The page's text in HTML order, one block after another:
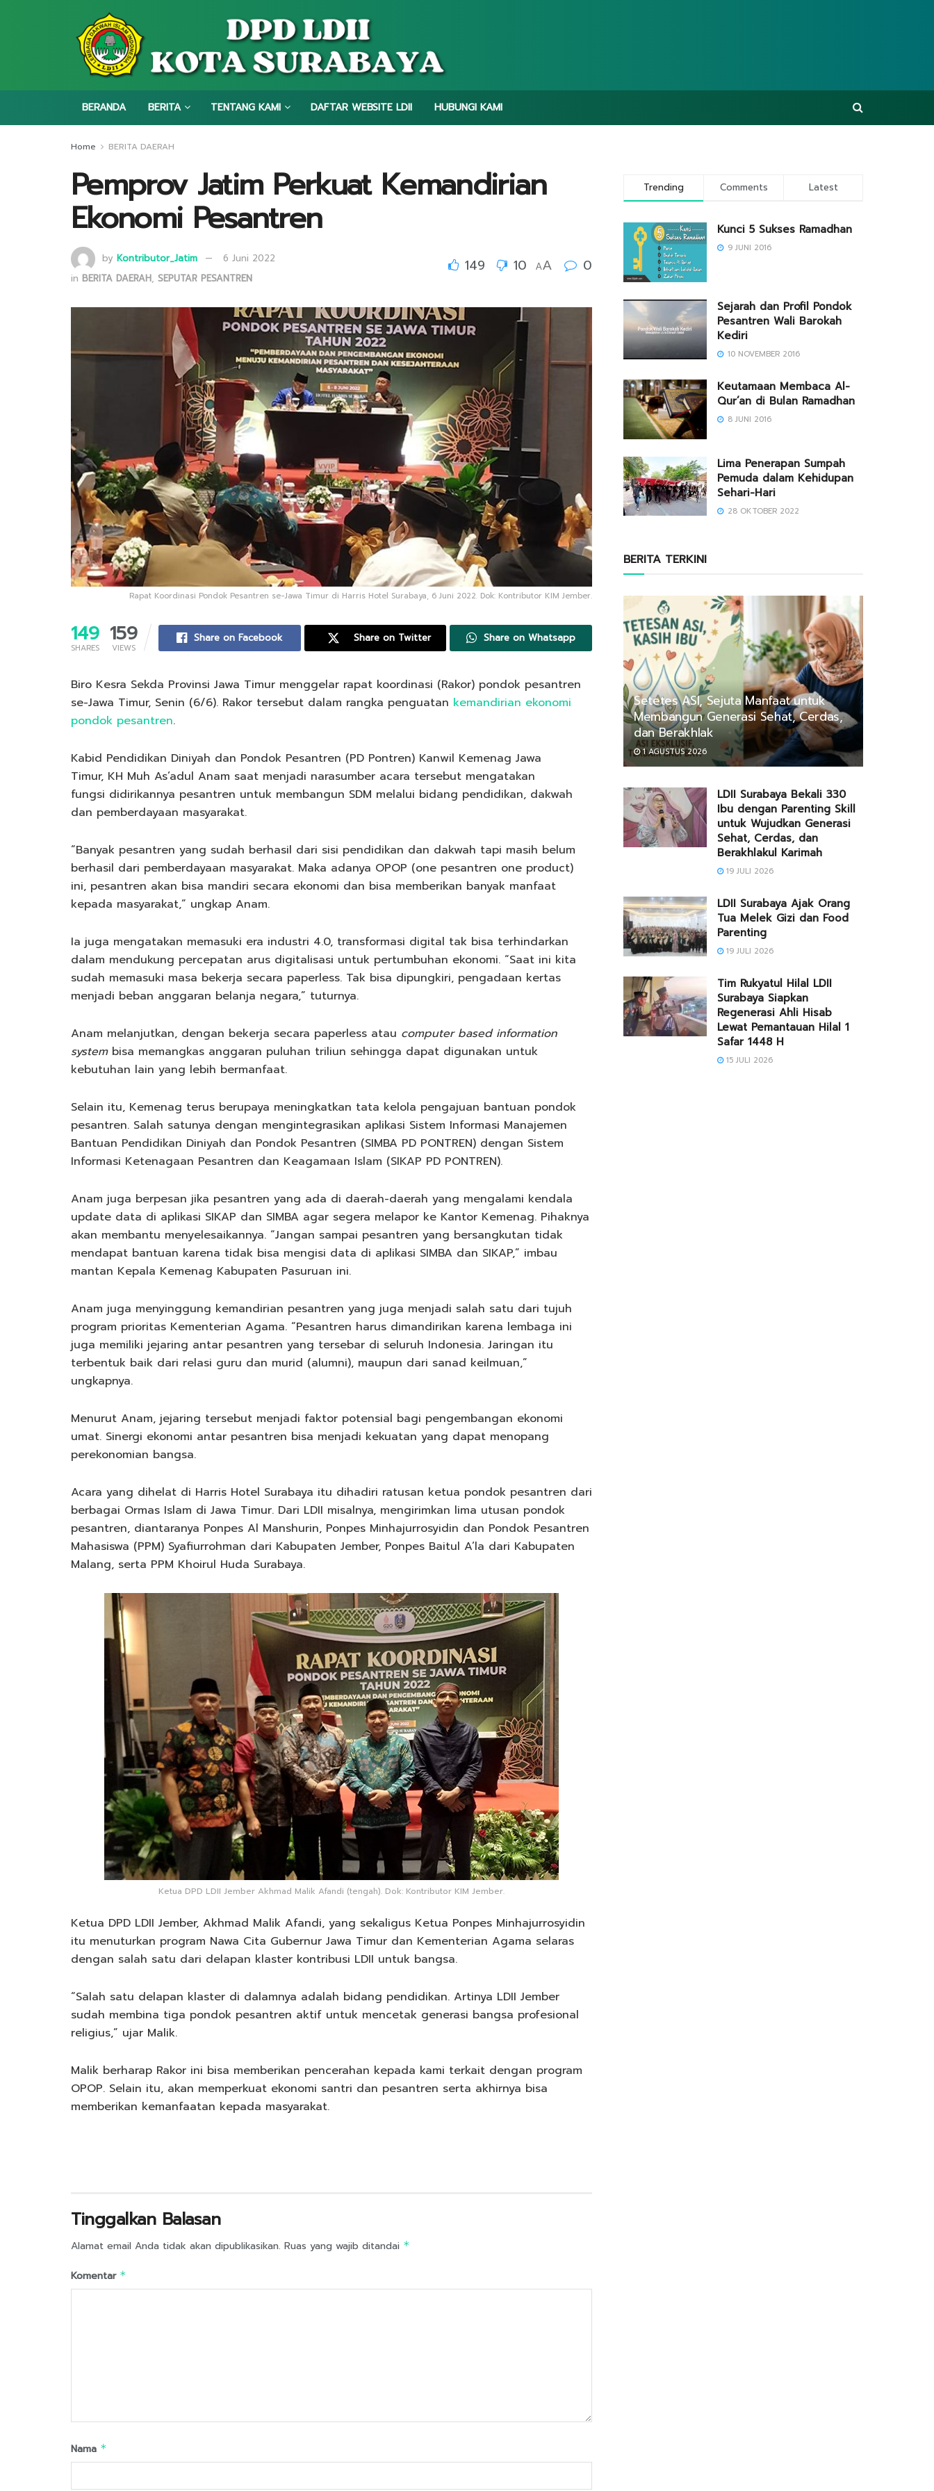
BERANDA BERITA TENTANG KAMI DAFTAR WEBSITE LDII HUBUNGI KAMI
Home BERITA DAERAH
Pemprov Jatim Perkuat Kemandirian
Ekonomi Pesantren
by Kontributor_Jatim
6 Juni 2022
in BERITA DAERAH, SEPUTAR PESANTREN
149 10 AA 0
Rapat Koordinasi Pondok Pesantren se-Jawa Timur di Harris Hotel Surabaya, 6 Juni 2022. Dok: Kontributor KIM Jember.
149
SHARES
159
VIEWS
Share on Facebook Share on Twitter Share on Whatsapp
Biro Kesra Sekda Provinsi Jawa Timur menggelar rapat koordinasi (Rakor) pondok pesantren
se-Jawa Timur, Senin (6/6). Rakor tersebut dalam rangka penguatan kemandirian ekonomi
pondok pesantren.
Kabid Pendidikan Diniyah dan Pondok Pesantren (PD Pontren) Kanwil Kemenag Jawa
Timur, KH Muh As’adul Anam saat menjadi narasumber acara tersebut mengatakan
fungsi didirikannya pesantren untuk membangun SDM melalui bidang pendidikan, dakwah
dan pemberdayaan masyarakat.
“Banyak pesantren yang sudah berhasil dari sisi pendidikan dan dakwah tapi masih belum
berhasil dari pemberdayaan masyarakat. Maka adanya OPOP (one pesantren one product)
ini, pesantren akan bisa mandiri secara ekonomi dan bisa memberikan banyak manfaat
kepada masyarakat,” ungkap Anam.
Ia juga mengatakan memasuki era industri 4.0, transformasi digital tak bisa terhindarkan
dalam mendukung percepatan arus digitalisasi untuk pertumbuhan ekonomi. “Saat ini kita
sudah memasuki masa bekerja secara paperless. Tak bisa dipungkiri, pengadaan kertas
menjadi beban anggaran belanja negara,” tuturnya.
Anam melanjutkan, dengan bekerja secara paperless atau computer based information
systembisa memangkas anggaran puluhan triliun sehingga dapat digunakan untuk
kebutuhan lain yang lebih bermanfaat.
Selain itu, Kemenag terus berupaya meningkatkan tata kelola pengajuan bantuan pondok
pesantren. Salah satunya dengan mengintegrasikan aplikasi Sistem Informasi Manajemen
Bantuan Pendidikan Diniyah dan Pondok Pesantren (SIMBA PD PONTREN) dengan Sistem
Informasi Ketenagaan Pesantren dan Keagamaan Islam (SIKAP PD PONTREN).
Anam juga berpesan jika pesantren yang ada di daerah-daerah yang mengalami kendala
update data di aplikasi SIKAP dan SIMBA agar segera melapor ke Kantor Kemenag. Pihaknya
akan membantu menyelesaikannya. “Jangan sampai pesantren yang bersangkutan tidak
mendapat bantuan karena tidak bisa mengisi data di aplikasi SIMBA dan SIKAP,” imbau
mantan Kepala Kemenag Kabupaten Pasuruan ini.
Anam juga menyinggung kemandirian pesantren yang juga menjadi salah satu dari tujuh
program prioritas Kementerian Agama. “Pesantren harus dimandirikan karena lembaga ini
juga memiliki jejaring antar pesantren yang tersebar di seluruh Indonesia. Jaringan itu
terbentuk baik dari relasi guru dan murid (alumni), maupun dari sanad keilmuan,”
ungkapnya.
Menurut Anam, jejaring tersebut menjadi faktor potensial bagi pengembangan ekonomi
umat. Sinergi ekonomi antar pesantren bisa menjadi kekuatan yang dapat menopang
perekonomian bangsa.
Acara yang dihelat di Harris Hotel Surabaya itu dihadiri ratusan ketua pondok pesantren dari
berbagai Ormas Islam di Jawa Timur. Dari LDII misalnya, mengirimkan lima utusan pondok
pesantren, diantaranya Ponpes Al Manshurin, Ponpes Minhajurrosyidin dan Pondok Pesantren
Mahasiswa (PPM) Syafiurrohman dari Kabupaten Jember, Ponpes Baitul A’la dari Kabupaten
Malang, serta PPM Khoirul Huda Surabaya.
Ketua DPD LDII Jember Akhmad Malik Afandi (tengah). Dok: Kontributor KIM Jember.
Ketua DPD LDII Jember, Akhmad Malik Afandi, yang sekaligus Ketua Ponpes Minhajurrosyidin
itu menuturkan program Nawa Cita Gubernur Jawa Timur dan Kementerian Agama selaras
dengan salah satu dari delapan klaster kontribusi LDII untuk bangsa.
“Salah satu delapan klaster di dalamnya adalah bidang pendidikan. Artinya LDII Jember
sudah membina tiga pondok pesantren aktif untuk mencetak generasi bangsa profesional
religius,” ujar Malik.
Malik berharap Rakor ini bisa memberikan pencerahan kepada kami terkait dengan program
OPOP. Selain itu, akan memperkuat ekonomi santri dan pesantren serta akhirnya bisa
memberikan kemanfaatan kepada masyarakat.
Tinggalkan Balasan
Alamat email Anda tidak akan dipublikasikan. Ruas yang wajib ditandai *
Komentar *
Nama *
Trending Comments Latest
Kunci 5 Sukses Ramadhan
9 JUNI 2016
Sejarah dan Profil Pondok
Pesantren Wali Barokah
Kediri
10 NOVEMBER 2016
Keutamaan Membaca Al-
Qur’an di Bulan Ramadhan
8 JUNI 2016
Lima Penerapan Sumpah
Pemuda dalam Kehidupan
Sehari-Hari
28 OKTOBER 2022
BERITA TERKINI
Setetes ASI, Sejuta Manfaat untuk
Membangun Generasi Sehat, Cerdas,
dan Berakhlak
1 AGUSTUS 2026
LDII Surabaya Bekali 330
Ibu dengan Parenting Skill
untuk Wujudkan Generasi
Sehat, Cerdas, dan
Berakhlakul Karimah
19 JULI 2026
LDII Surabaya Ajak Orang
Tua Melek Gizi dan Food
Parenting
19 JULI 2026
Tim Rukyatul Hilal LDII
Surabaya Siapkan
Regenerasi Ahli Hisab
Lewat Pemantauan Hilal 1
Safar 1448 H
15 JULI 2026